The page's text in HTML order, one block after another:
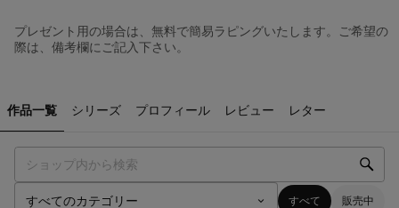
プレゼント用の場合は、無料で簡易ラピングいたします。ご希望の
際は、備考欄にご記入下さい。
作品一覧 シリーズ プロフィール レビュー レター
すべて 販売中